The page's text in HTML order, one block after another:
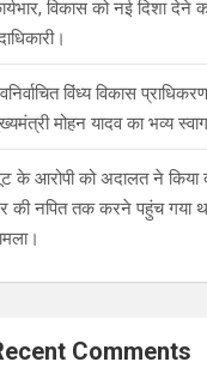
विकास को नई दिशा
विंध्य विकास
मोहन यादव का भव्य
के आरोपी को अदालत ने
की नपित तक करने पहुंच गया
Comments